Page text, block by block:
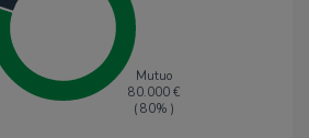
Mutuo
80.000 €
(80% )